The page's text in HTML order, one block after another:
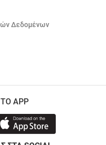
Δεδομένων
APP